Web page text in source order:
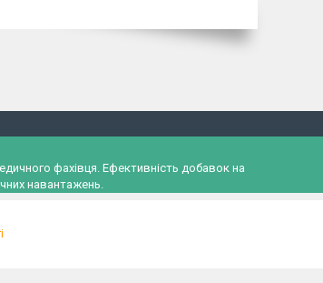
фахівця. Ефективність добавок на
навантажень.